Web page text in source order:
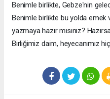
Benimle birlikte, Gebze'nin
Benimle birlikte bu yolda emek
yazmaya hazır mısınız?
Birliğimiz daim, heyecanımız